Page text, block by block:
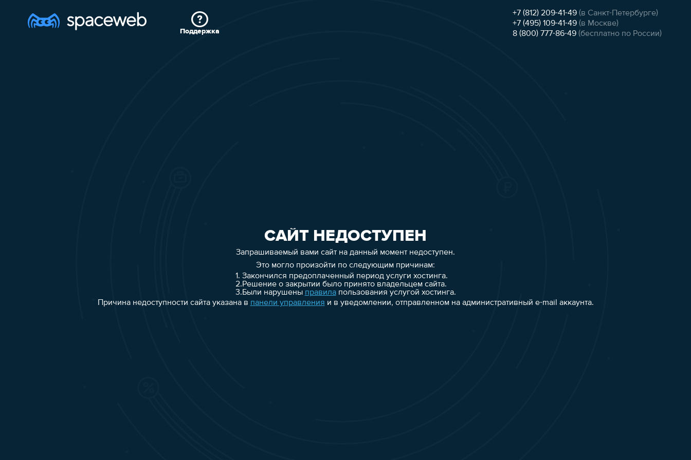
Поддержка
+7 (812) 209-41-49 (в Санкт-Петербурге)
+7 (495) 109-41-49 (в Москве)
8 (800) 777-86-49 (бесплатно по России)
САЙТ НЕДОСТУПЕН
Запрашиваемый вами сайт на данный момент недоступен.
Это могло произойти по следующим причинам:
1. Закончился предоплаченный период услуги хостинга.
2.Решение о закрытии было принято владельцем сайта.
3.Были нарушены правилапользования услугой хостинга.
Причина недоступности сайта указана в панели управления и в уведомлении, отправленном на административный e-mail аккаунта.